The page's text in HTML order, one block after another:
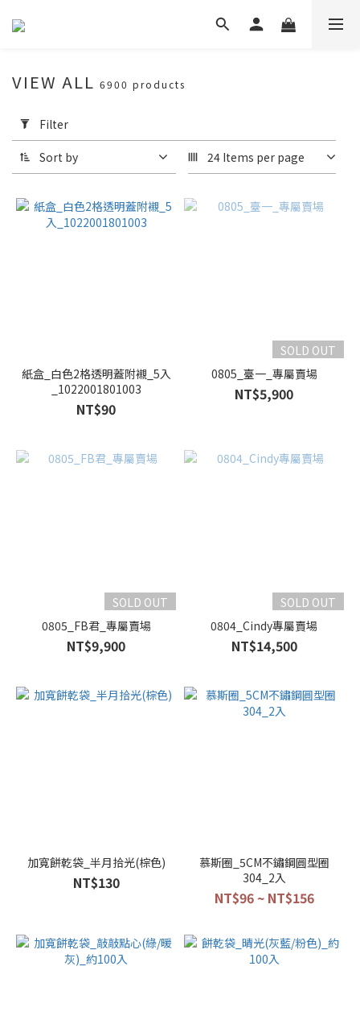
Filter
(0/20)
裝
盒
型
蛋
芙
VIEW ALL 6900 products
Filter
Sort by 24 Items per page
紙盒_白色2格透明蓋附襯_5入
_1022001801003
NT$90
SOLD OUT
0805_臺一_專屬賣場
NT$5,900
SOLD OUT
0805_FB君_專屬賣場
NT$9,900
SOLD OUT
0804_Cindy專屬賣場
NT$14,500
加寬餅乾袋_半月拾光(棕色)
NT$130
慕斯圈_5CM不鏽鋼圓型圈
304_2入
NT$96 ~ NT$156